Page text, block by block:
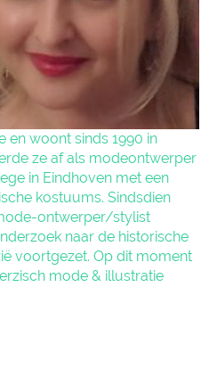
en woont sinds 1990 in
ze af als modeontwerper
in Eindhoven met een
kostuums. Sindsdien
ontwerper/stylist
naar de historische
voortgezet. Op dit moment
mode & illustratie